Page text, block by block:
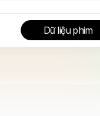
Dữ liệu phim